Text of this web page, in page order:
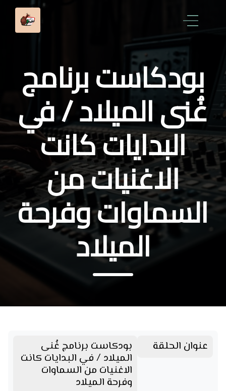
بودكاست برنامج
غُنى الميلاد / في
البدايات كانت
الاغنيات من
السماوات وفرحة
الميلاد
عنوان الحلقة بودكاست برنامج غُنى
الميلاد / في البدايات كانت
الاغنيات من السماوات
وفرحة الميلاد